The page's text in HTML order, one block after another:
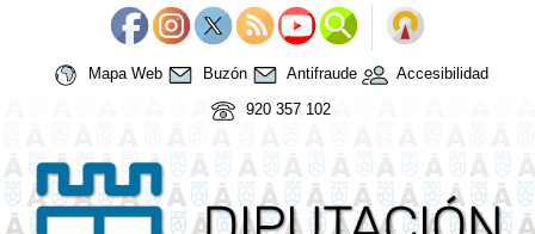
Mapa Web Buzón Antifraude
Accesibilidad
920 357 102